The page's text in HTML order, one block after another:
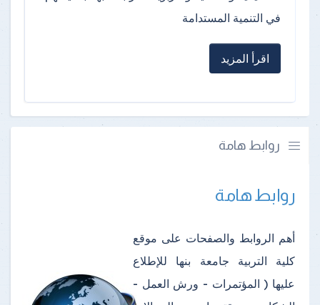
في التنمية المستدامة
اقرأ المزيد
روابط هامة
روابط هامة
أهم الروابط والصفحات على موقع
كلية التربية جامعة بنها للإطلاع
عليها ( المؤتمرات - ورش العمل -